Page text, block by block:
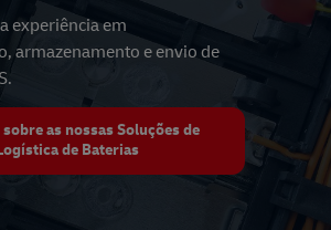
experiência em
armazenamento e envio de
sobre as nossas Soluções de
de Baterias